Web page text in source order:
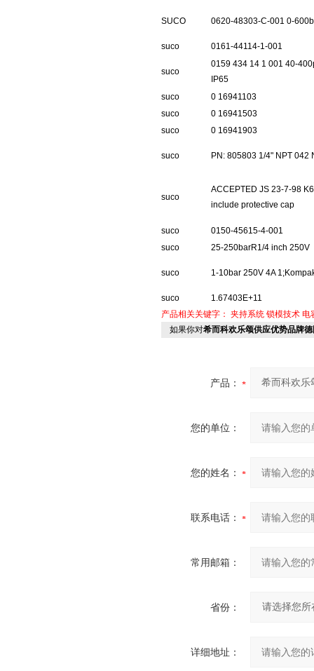
SUCO 0620-48303-C-001 0-
suco 0161-44114-1-001
suco
0159 434 14 1 001 40-
IP65
suco
0 16941103
suco
0 16941503
suco
0 16941903
suco PN: 805803 1/4" NPT 042
suco
ACCEPTED JS 23-7-98
include protective cap
suco
0150-45615-4-001
suco
25-250barR1/4 inch 250V
suco 1-10bar 250V 4A
suco
1.67403E+11
产品相关关键字： 夹持系统 锁模技术 电
如果你对希而科欢乐颂供应优势品牌
产品：
您的单位：
您的姓名：
联系电话：
常用邮箱：
省份：
详细地址：